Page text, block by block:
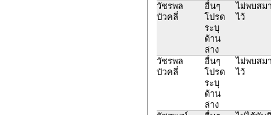
วัชรพล
บัวคลี่
อื่นๆ
โปรด
ระบุ
ด้าน
ล่าง
ไม่พบสม
ไว้
วัชรพล
บัวคลี่
อื่นๆ
โปรด
ระบุ
ด้าน
ล่าง
ไม่พบสม
ไว้